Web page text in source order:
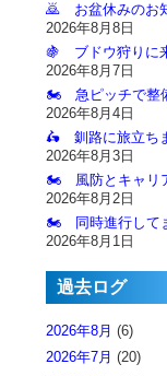
🙇‍ お盆休みのお
2026年8月8日
🍇 ブドウ狩りに
2026年8月7日
🏍️ 急ピッチで
2026年8月4日
🛵 釧路に旅立ち
2026年8月3日
🏍️ 風防とキャリ
2026年8月2日
🏍️ 同時進行し
2026年8月1日
過去ログ
2026年8月 (6)
2026年7月 (20)